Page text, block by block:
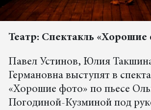
Театр: Спектакль «Хорошие
Павел Устинов, Юлия
Германовна выступят в
«Хорошие фото» по пьесе
Погодиной-Кузминой под